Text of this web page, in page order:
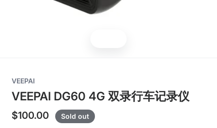
VEEPAI
VEEPAI DG60 4G 双录行车记录仪
$100.00 Sold out